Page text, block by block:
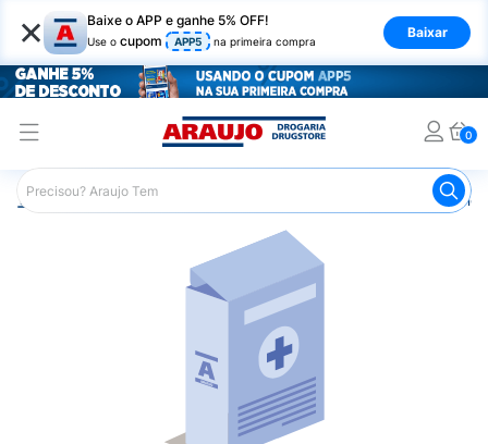
× Baixe o APP e ganhe 5% OFF!
Use o cupom APP5 na primeira compra
Baixar
0
Araujo Medicamentos